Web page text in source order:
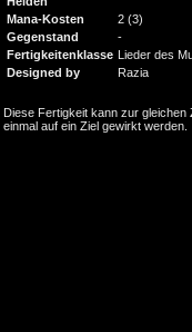
Mana-Kosten
2 (3)
Gegenstand
-
Fertigkeitenklasse Lieder des
Designed by
Razia
Diese Fertigkeit kann zur gleichen
einmal auf ein Ziel gewirkt werden.